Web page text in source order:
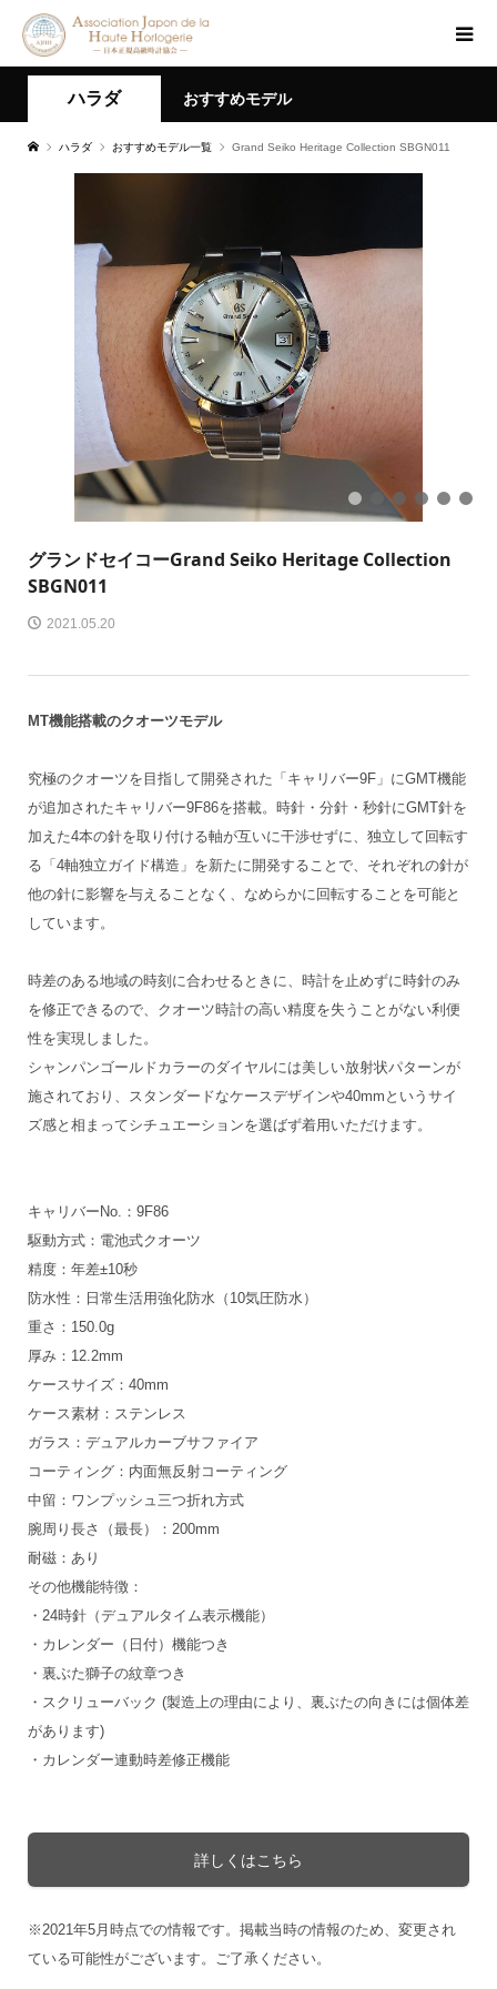
ハラダ おすすめモデル
ハラダ おすすめモデル一覧 Grand Seiko Heritage Collection SBGN011
1 3 4 5 6
グランドセイコーGrand Seiko Heritage Collection
SBGN011
2021.05.20
MT機能搭載のクオーツモデル
究極のクオーツを目指して開発された「キャリバー9F」にGMT機能
が追加されたキャリバー9F86を搭載。時針・分針・秒針にGMT針を
加えた4本の針を取り付ける軸が互いに干渉せずに、独立して回転す
る「4軸独立ガイド構造」を新たに開発することで、それぞれの針が
他の針に影響を与えることなく、なめらかに回転することを可能と
しています。
時差のある地域の時刻に合わせるときに、時計を止めずに時針のみ
を修正できるので、クオーツ時計の高い精度を失うことがない利便
性を実現しました。
シャンパンゴールドカラーのダイヤルには美しい放射状パターンが
施されており、スタンダードなケースデザインや40mmというサイ
ズ感と相まってシチュエーションを選ばず着用いただけます。
キャリバーNo.：9F86
駆動方式：電池式クオーツ
精度：年差±10秒
防水性：日常生活用強化防水（10気圧防水）
重さ：150.0g
厚み：12.2mm
ケースサイズ：40mm
ケース素材：ステンレス
ガラス：デュアルカーブサファイア
コーティング：内面無反射コーティング
中留：ワンプッシュ三つ折れ方式
腕周り長さ（最長）：200mm
耐磁：あり
その他機能特徴：
・24時針（デュアルタイム表示機能）
・カレンダー（日付）機能つき
・裏ぶた獅子の紋章つき
・スクリューバック (製造上の理由により、裏ぶたの向きには個体差
があります)
・カレンダー連動時差修正機能
詳しくはこちら
※2021年5月時点での情報です。掲載当時の情報のため、変更され
ている可能性がございます。ご了承ください。